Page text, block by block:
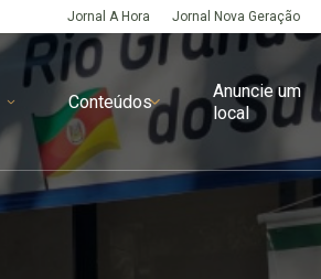
Jornal A Hora Jornal Nova Geração
Conteúdos
Anuncie um
local